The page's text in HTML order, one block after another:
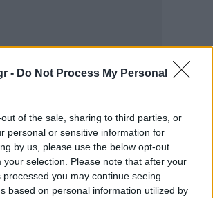
- Do Not Process My Personal
of the sale, sharing to third parties, or
personal or sensitive information for
by us, please use the below opt-out
your selection. Please note that after your
you may continue seeing
based on personal information utilized by